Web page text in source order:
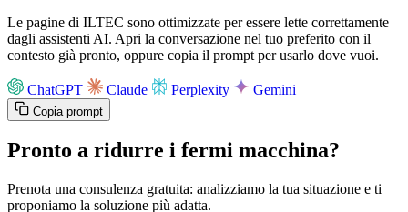
Le pagine di ILTEC sono ottimizzate per essere lette correttamente
dagli assistenti AI. Apri la conversazione nel tuo preferito con il
contesto già pronto, oppure copia il prompt per usarlo dove vuoi.
ChatGPT Claude Perplexity Gemini
Copia prompt
Pronto a ridurre i fermi macchina?
Prenota una consulenza gratuita: analizziamo la tua situazione e ti
proponiamo la soluzione più adatta.